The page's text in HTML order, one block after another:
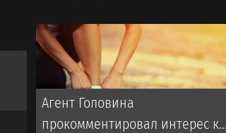
Агент Головина
прокомментировал интерес к